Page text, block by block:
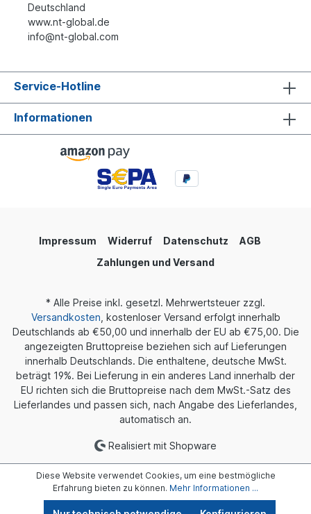
Deutschland
www.nt-global.de
info@nt-global.com
Service-Hotline
Informationen
Impressum Widerruf Datenschutz
AGB
Zahlungen und Versand
* Alle Preise inkl. gesetzl. Mehrwertsteuer zzgl.
Versandkosten , kostenloser Versand erfolgt innerhalb
Deutschlands ab €50,00 und innerhalb der EU ab €75,00. Die
angezeigten Bruttopreise beziehen sich auf Lieferungen
innerhalb Deutschlands. Die enthaltene, deutsche MwSt.
beträgt 19%. Bei Lieferung in ein anderes Land innerhalb der
EU richten sich die Bruttopreise nach dem MwSt.-Satz des
Lieferlandes und passen sich, nach Angabe des Lieferlandes,
automatisch an.
Realisiert mit Shopware
Diese Website verwendet Cookies, um eine bestmögliche
Erfahrung bieten zu können. Mehr Informationen ...